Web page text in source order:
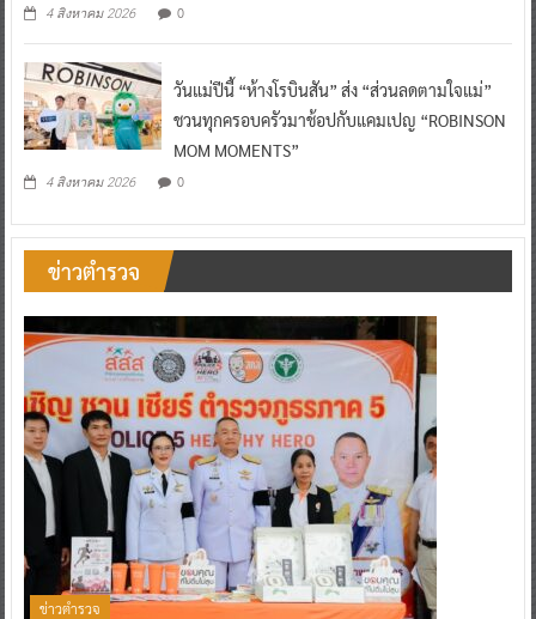
4 สิงหาคม 2026 0
วันแม่ปีนี้ “ห้างโรบินสัน” ส่ง “ส่วนลดตามใจแม่”
ชวนทุกครอบครัวมาช้อปกับแคมเปญ “ROBINSON
MOM MOMENTS”
4 สิงหาคม 2026 0
ข่าวตำรวจ
ข่าวตำรวจ